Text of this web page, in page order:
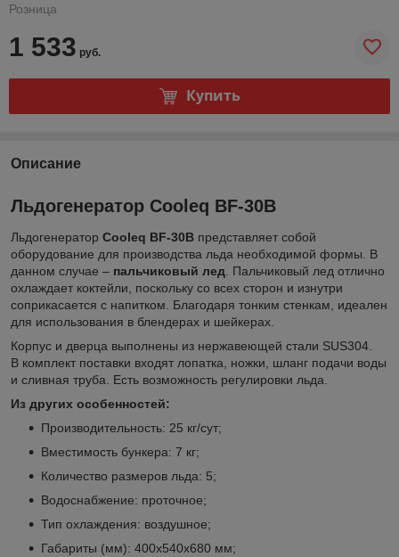
Розница
1 533 руб.
Купить
Описание
Льдогенератор Cooleq BF-30B
Льдогенератор Cooleq BF-30B представляет собой
оборудование для производства льда необходимой формы. В
данном случае – пальчиковый лед. Пальчиковый лед отлично
охлаждает коктейли, поскольку со всех сторон и изнутри
соприкасается с напитком. Благодаря тонким стенкам, идеален
для использования в блендерах и шейкерах.
Корпус и дверца выполнены из нержавеющей стали SUS304.
В комплект поставки входят лопатка, ножки, шланг подачи воды
и сливная труба. Есть возможность регулировки льда.
Из других особенностей:
Производительность: 25 кг/сут;
Вместимость бункера: 7 кг;
Количество размеров льда: 5;
Водоснабжение: проточное;
Тип охлаждения: воздушное;
Габариты (мм): 400х540х680 мм;